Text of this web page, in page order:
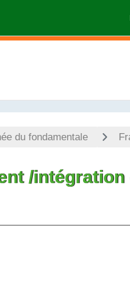
du fondamentale
/